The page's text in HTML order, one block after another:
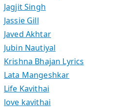
Jagjit Singh
Jassie Gill
Javed Akhtar
Jubin Nautiyal
Krishna Bhajan Lyrics
Lata Mangeshkar
Life Kavithai
love kavithai